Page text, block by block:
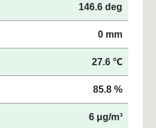
146.6 deg
0 mm
27.6 ℃
85.8 %
6 μg/m³